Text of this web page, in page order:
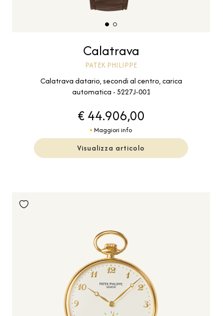
Calatrava
PATEK PHILIPPE
Calatrava datario, secondi al centro, carica
automatica - 5227J-001
€ 44.906,00
Maggiori info
Visualizza articolo